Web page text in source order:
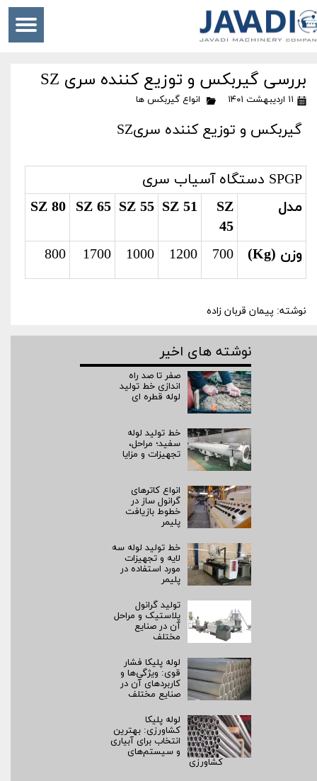
بررسی گیربکس و توزیع کننده سری SZ
۱۱ اردیبهشت ۱۴۰۱ انواع گیربکس ها
گیربکس و توزیع کننده سریSZ
SPGP دستگاه آسیاب سری
مدل
SZ
45
SZ 51
SZ 55
SZ 65
SZ 80
وزن (Kg) 700
1200
1000
1700
800
نوشته: پیمان قربان زاده
نوشته های اخیر
صفر تا صد راه‌
اندازی خط تولید
لوله قطره ای
خط تولید لوله
سفید؛ مراحل،
تجهیزات و مزایا
انواع کاترهای
گرانول ساز در
خطوط بازیافت
پلیمر
خط تولید لوله سه
لایه و تجهیزات
مورد استفاده در
پلیمر
تولید گرانول
پلاستیک و مراحل
آن در صنایع
مختلف
لوله پلیکا فشار
قوی: ویژگی‌ها و
کاربردهای آن در
صنایع مختلف
لوله پلیکا
کشاورزی: بهترین
انتخاب برای آبیاری
و سیستم‌های
کشاورزی